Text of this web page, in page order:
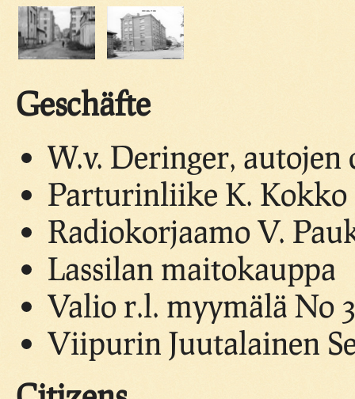
Geschäfte
W.v. Deringer,
Parturinliike K. Kokko
Radiokorjaamo V.
Lassilan maitokauppa
Valio r.l. myymälä No
Viipurin Juutalainen